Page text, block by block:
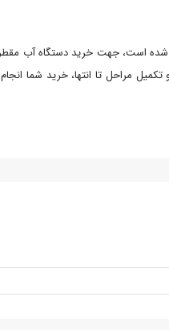
شده است، جهت خرید دستگاه آب
مراحل تا انتها، خرید شما